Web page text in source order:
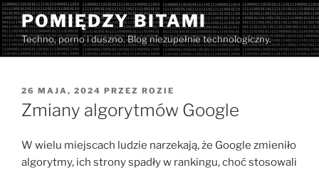
Przejdź
do
treści
POMIĘDZY BITAMI
Techno, porno i duszno. Blog niezupełnie technologiczny.
OPUBLIKOWANE
W
26 MAJA, 2024 PRZEZ ROZIE
Zmiany algorytmów Google
W wielu miejscach ludzie narzekają, że Google zmieniło
algorytmy, ich strony spadły w rankingu, choć stosowali